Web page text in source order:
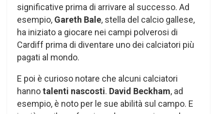
significative prima di arrivare al successo. Ad
esempio, Gareth Bale, stella del calcio gallese,
ha iniziato a giocare nei campi polverosi di
Cardiff prima di diventare uno dei calciatori più
pagati al mondo.
E poi è curioso notare che alcuni calciatori
hannotalenti nascosti. David Beckham, ad
esempio, è noto per le sue abilità sul campo. E